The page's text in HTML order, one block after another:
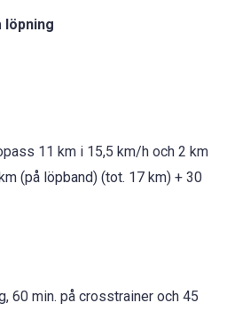
löpning
11 km i 15,5 km/h och 2 km
(på löpband) (tot. 17 km) + 30
60 min. på crosstrainer och 45